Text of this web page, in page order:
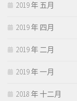
2019 年 五月
2019 年 四月
2019 年 二月
2019 年 一月
2018 年 十二月